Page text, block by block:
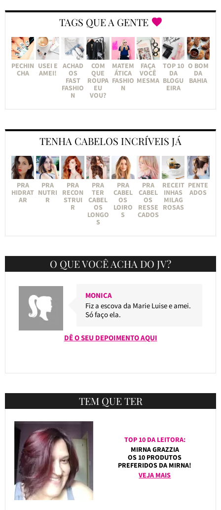
TAGS QUE A GENTE
PECHIN
CHA
USEI E
AMEI!
ACHAD
OS
FAST
FASHIO
N
COM
QUE
ROUPA
EU
VOU?
MATEM
ÁTICA
FASHIO
N
FAÇA
VOCÊ
MESMA
TOP 10
DA
BLOGU
EIRA
O BOM
DA
BAHIA
TENHA CABELOS INCRÍVEIS JÁ
PRA
HIDRAT
AR
PRA
NUTRI
R
PRA
RECON
STRUI
R
PRA
TER
CABEL
OS
LONGO
S
PRA
CABEL
OS
LOIRO
S
PRA
CABEL
OS
RESSE
CADOS
RECEIT
INHAS
MILAG
ROSAS
PENTE
ADOS
O QUE VOCÊ ACHA DO JV?
MONICA
Fiz a escova da Marie Luise e amei.
Só faço ela.
DÊ O SEU DEPOIMENTO AQUI
TEM QUE TER
TOP 10 DA LEITORA:
MIRNA GRAZZIA
OS 10 PRODUTOS
PREFERIDOS DA MIRNA!
VEJA MAIS